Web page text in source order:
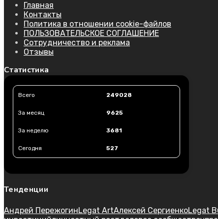
Главная
Контакты
Политика в отношении cookie-файлов
ПОЛЬЗОВАТЕЛЬСКОЕ СОГЛАШЕНИЕ
Сотрудничество и реклама
Отзывы
Статистика
Всего 249028
За месяц 9625
За неделю 3681
Сегодня 527
Тенденции
Андрей ПережогинLegat ArtАлексей СергиенкоLegat